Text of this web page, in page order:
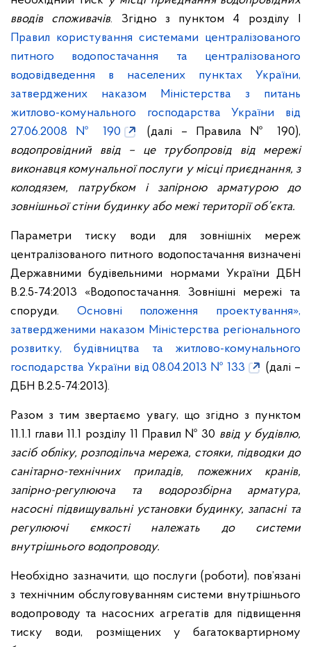
вводів споживачів. Згідно з пунктом 4 розділу І
Правил користування системами централізованого
питного водопостачання та централізованого
водовідведення в населених пунктах України,
затверджених наказом Міністерства з питань
житлово-комунального господарства України від
27.06.2008 № 190
(далі – Правила № 190),
водопровідний ввід – це трубопровід від мережі
виконавця комунальної послуги у місці приєднання, з
колодязем, патрубком і запірною арматурою до
зовнішньої стіни будинку або межі території об’єкта.
Параметри тиску води для зовнішніх мереж
централізованого питного водопостачання визначені
Державними будівельними нормами України ДБН
В.2.5-74:2013 «Водопостачання. Зовнішні мережі та
споруди. Основні положення проектування»,
затвердженими наказом Міністерства регіонального
розвитку, будівництва та житлово-комунального
господарства України від 08.04.2013 № 133
(далі –
ДБН В.2.5-74:2013).
Разом з тим звертаємо увагу, що згідно з пунктом
11.1.1 глави 11.1 розділу 11 Правил № 30 ввід у будівлю,
засіб обліку, розподільча мережа, стояки, підводки до
санітарно-технічних приладів, пожежних кранів,
запірно-регулююча та водорозбірна арматура,
насосні підвищувальні установки будинку, запасні та
регулюючі ємкості належать до системи
внутрішнього водопроводу.
Необхідно зазначити, що послуги (роботи), пов’язані
з технічним обслуговуванням системи внутрішнього
водопроводу та насосних агрегатів для підвищення
тиску води, розміщених у багатоквартирному